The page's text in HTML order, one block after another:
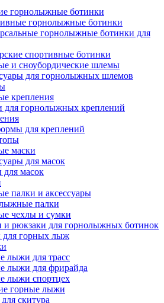
горнолыжные ботинки
горнолыжные ботинки
горнолыжные ботинки для
спортивные ботинки
и сноубордические шлемы
для горнолыжных шлемов
крепления
для горнолыжных креплений
для креплений
маски
для масок
масок
палки и аксессуары
палки
чехлы и сумки
и рюкзаки для горнолыжных ботинок
для горных лыж
лыжи для трасс
лыжи для фрирайда
лыжи спортцех
горные лыжи
скитура